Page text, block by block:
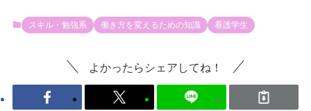
スキル・勉強系 働き方を変えるための知識 看護学生
よかったらシェアしてね！